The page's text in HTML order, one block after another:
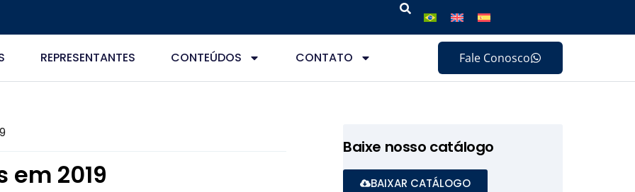
REPRESENTANTES CONTEÚDOS CONTATO Fale Conosco
2019
Baixe nosso catálogo
BAIXAR CATÁLOGO